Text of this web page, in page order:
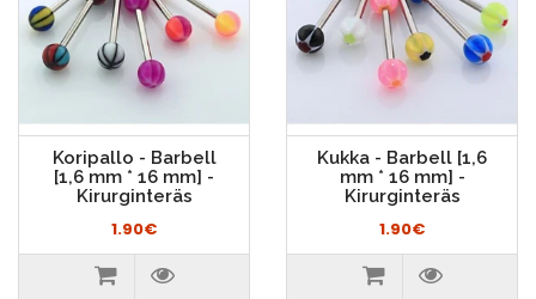
Koripallo - Barbell
[1,6 mm * 16 mm] -
Kirurginteräs
1.90€
Kukka - Barbell [1,6
mm * 16 mm] -
Kirurginteräs
1.90€